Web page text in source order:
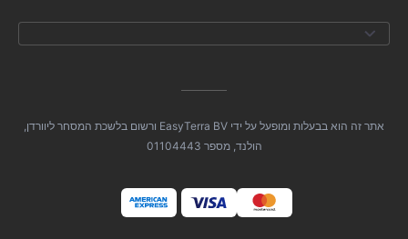
אתר זה הוא בבעלות ומופעל על ידי EasyTerra BV ורשום בלשכת המסחר ליוורדן,
הולנד, מספר 01104443